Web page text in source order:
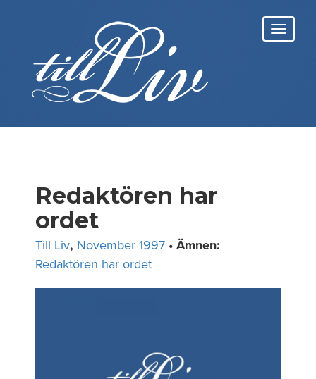
Redaktören har
ordet
Till Liv, November 1997 • Ämnen:
Redaktören har ordet